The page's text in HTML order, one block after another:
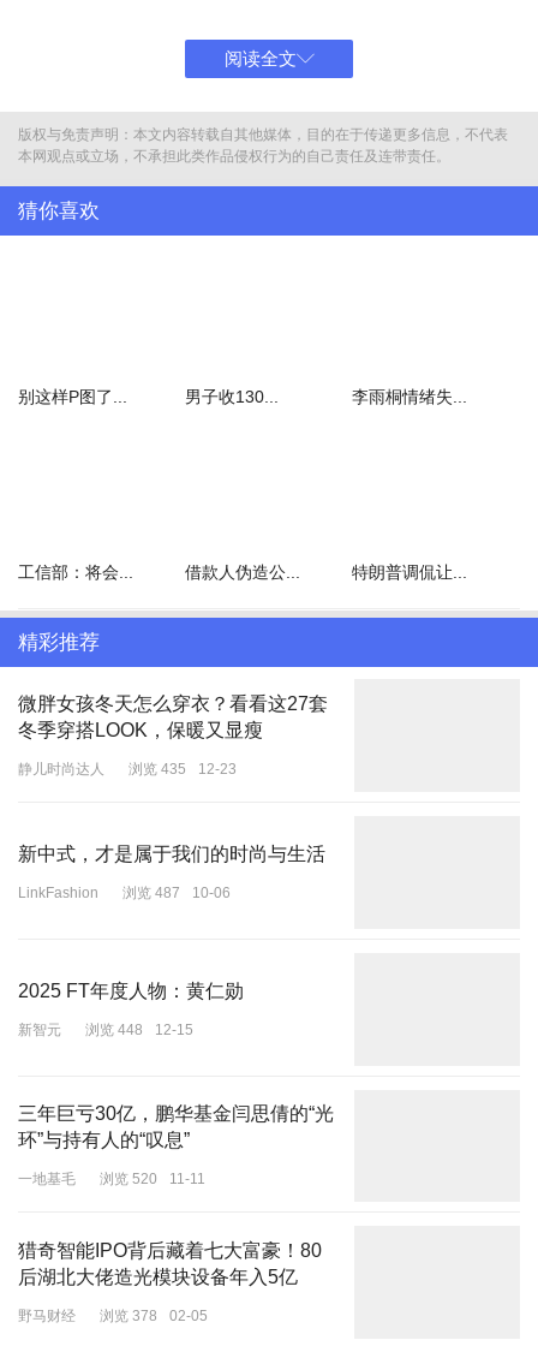
杨振宁在2019年求是奖颁奖典礼现场。资料图
他是杨振宁，那个7岁来到清华园，16岁考入拥有清华血脉的西南联
大，75岁成立清华高等研究中心，81岁重回清华定居的清华之子。
父子跨越时空
花的师生神情肃穆。
室，18日-24日期间，接受校内师生及社会相关人士吊唁。
阅读全文
版权与免责声明：本文内容转载自其他媒体，目的在于传递更多信息，不代表
本网观点或立场，不承担此类作品侵权行为的自己责任及连带责任。
猜你喜欢
别这样P图了... 男子收130... 李雨桐情绪失...
工信部：将会... 借款人伪造公... 特朗普调侃让...
精彩推荐
微胖女孩冬天怎么穿衣？看看这27套
冬季穿搭LOOK，保暖又显瘦
静儿时尚达人 浏览 435 12-23
新中式，才是属于我们的时尚与生活
LinkFashion 浏览 487 10-06
2025 FT年度人物：黄仁勋
新智元 浏览 448 12-15
三年巨亏30亿，鹏华基金闫思倩的“光
环”与持有人的“叹息”
一地基毛 浏览 520 11-11
猎奇智能IPO背后藏着七大富豪！80
后湖北大佬造光模块设备年入5亿
野马财经 浏览 378 02-05